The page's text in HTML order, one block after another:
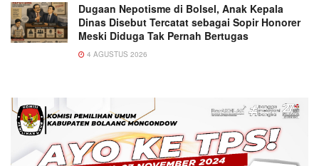
Dugaan Nepotisme di Bolsel, Anak Kepala
Dinas Disebut Tercatat sebagai Sopir Honorer
Meski Diduga Tak Pernah Bertugas
4 AGUSTUS 2026